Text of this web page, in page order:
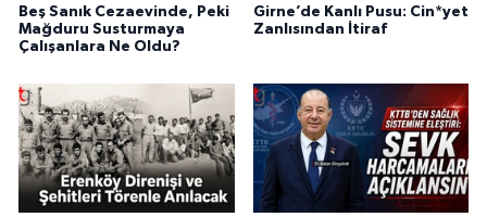
Beş Sanık Cezaevinde, Peki
Mağduru Susturmaya
Çalışanlara Ne Oldu?
Girne’de Kanlı Pusu: Cin*yet
Zanlısından İtiraf